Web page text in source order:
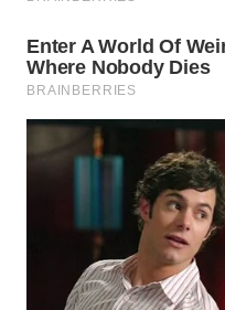
WAHANA
TRAVEL
WAHANA
TV
WAHANANEWS
ID
WAHANANEWS